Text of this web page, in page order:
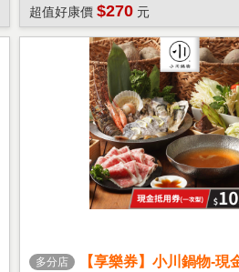
超值好康價 $270 元
多分店
【享樂券】小川鍋物-現